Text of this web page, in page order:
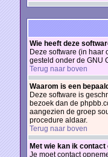
Wie heeft deze
Deze software (in
gesteld onder de GNU
Terug naar boven
Waarom is een
Deze software is
bezoek dan de
aangezien de groep
procedure aldaar.
Terug naar boven
Met wie kan ik
Je moet contact